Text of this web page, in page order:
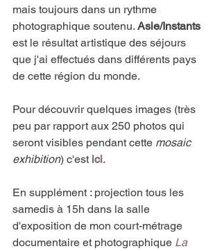
mais toujours dans un rythme
photographique soutenu. Asie/Instants
est le résultat artistique des séjours
que j'ai effectués dans différents pays
de cette région du monde.
Pour découvrir quelques images (très
peu par rapport aux 250 photos qui
seront visibles pendant cette mosaic
exhibition) c'est ici.
En supplément : projection tous les
samedis à 15h dans la salle
d'exposition de mon court-métrage
documentaire et photographique La